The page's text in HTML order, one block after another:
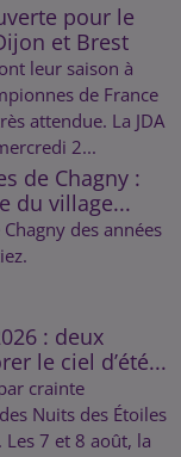
pour le
et Brest
leur saison à
de France
attendue. La JDA
2...
de Chagny :
du village...
des années
: deux
le ciel d’été...
crainte
Nuits des Étoiles
7 et 8 août, la